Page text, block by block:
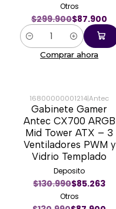
Otros
$299.900$87.900
Cantidad
Comprar ahora
-33%
16800000001214|Antec
Gabinete Gamer
Antec CX700 ARGB
Mid Tower ATX – 3
Ventiladores PWM y
Vidrio Templado
Deposito
$130.990$85.263
Otros